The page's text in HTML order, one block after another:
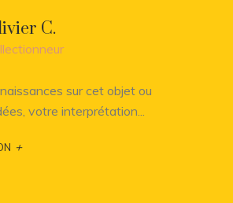
C.
sur cet objet ou
votre interprétation...
+